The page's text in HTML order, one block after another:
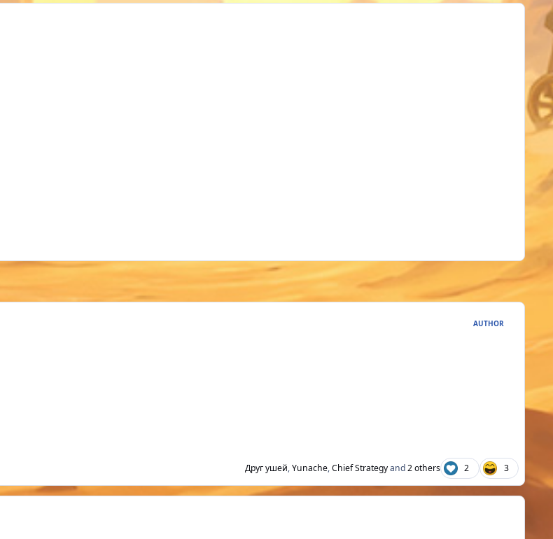
AUTHOR
Друг ушей,Yunache,Chief Strategyand2 others 2 3